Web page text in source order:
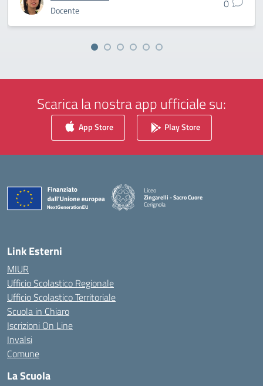
Docente 0
Scarica la nostra app ufficiale su:
App Store Play Store
Liceo
Zingarelli - Sacro Cuore
Cerignola
— Visita la pagina iniziale della scuola
Link Esterni
MIUR
Ufficio Scolastico Regionale
Ufficio Scolastico Territoriale
Scuola in Chiaro
Iscrizioni On Line
Invalsi
Comune
La Scuola